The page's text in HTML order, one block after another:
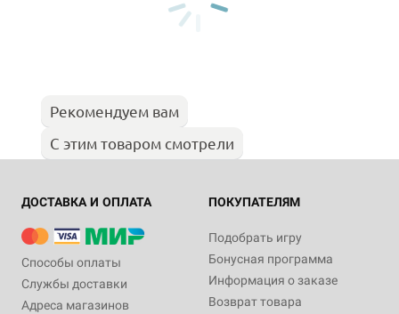
Рекомендуем вам
С этим товаром смотрели
ДОСТАВКА И ОПЛАТА
Способы оплаты
Службы доставки
Адреса магазинов
ПОКУПАТЕЛЯМ
Подобрать игру
Бонусная программа
Информация о заказе
Возврат товара